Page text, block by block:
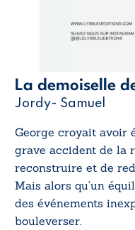
La demoiselle
Jordy- Samuel
George croyait avoir
grave accident de la
reconstruire et de
Mais alors qu’un
des événements
bouleverser.